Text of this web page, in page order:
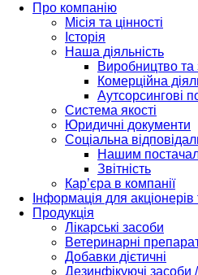
Про компанію
Місія та цінності
Історія
Наша діяльність
Виробництво та
Комерційна
Аутсорсингові
Система якості
Юридичні документи
Соціальна
Нашим
Звітність
Кар’єра в компанії
Інформація для
Продукція
Лікарські засоби
Ветеринарні
Добавки дієтичні
Дезинфікуючі